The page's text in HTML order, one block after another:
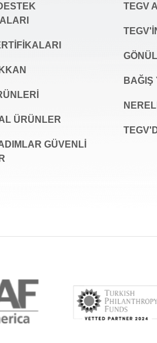
ÜRÜNLER
GÜVENLI
TEGV
BAĞIŞ